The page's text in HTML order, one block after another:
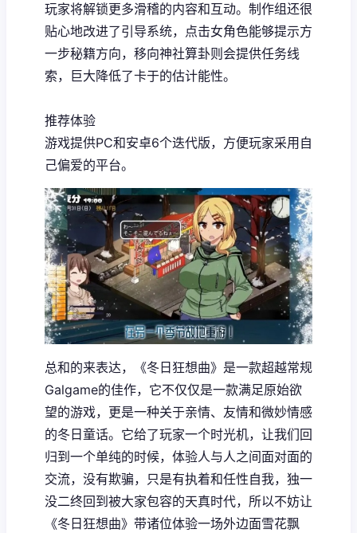
玩家将解锁更多滑稽的内容和互动。制作组还很
贴心地改进了引导系统，点击女角色能够提示方
一步秘籍方向，移向神社算卦则会提供任务线
索，巨大降低了卡于的估计能性。
推荐体验
游戏提供PC和安卓6个迭代版，方便玩家采用自
己偏爱的平台。
总和的来表达，《冬日狂想曲》是一款​​超越常规
Galgame的佳作​​，它不仅仅是一款满足原始欲
望的游戏，更是一种关于亲情、友情和微妙情感
的冬日童话。它给了玩家一个时光机，让我们回
归到一个单纯的时候，体验人与人之间面对面的
交流，没有欺骗，只是有执着和任性自我，独一
没二终回到被大家包容的天真时代，所以不妨让
《冬日狂想曲》带诸位体验一场​​外边面雪花飘